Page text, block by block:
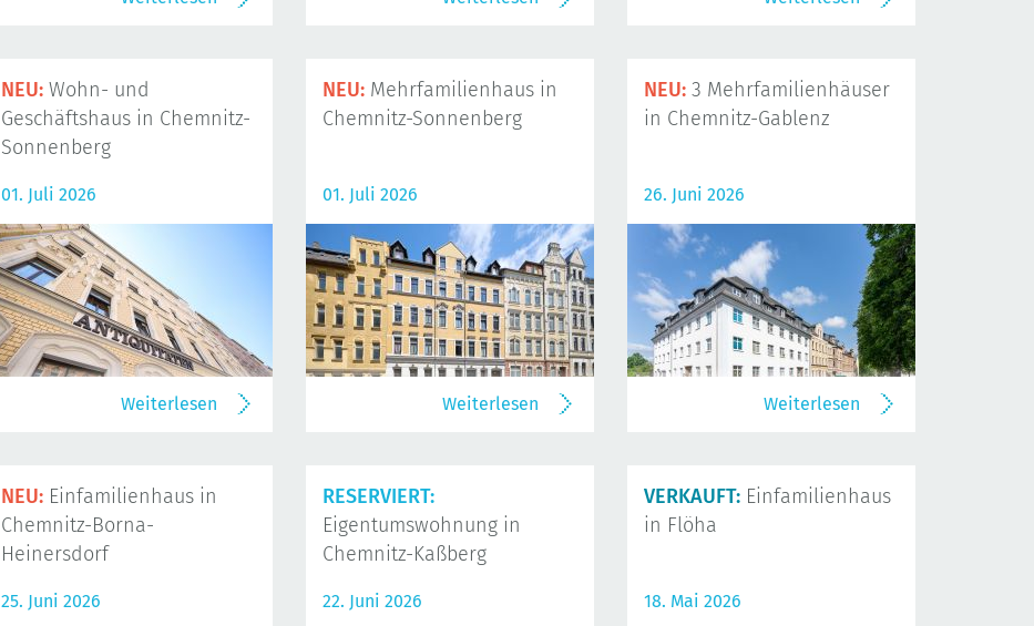
NEU: Wohn- und
Geschäftshaus in Chemnitz-
Sonnenberg
01. Juli 2026
Weiterlesen
NEU: Mehrfamilienhaus in
Chemnitz-Sonnenberg
01. Juli 2026
Weiterlesen
NEU: 3 Mehrfamilienhäuser
in Chemnitz-Gablenz
26. Juni 2026
Weiterlesen
NEU: Einfamilienhaus in
Chemnitz-Borna-
Heinersdorf
25. Juni 2026
RESERVIERT:
Eigentumswohnung in
Chemnitz-Kaßberg
22. Juni 2026
VERKAUFT: Einfamilienhaus
in Flöha
18. Mai 2026